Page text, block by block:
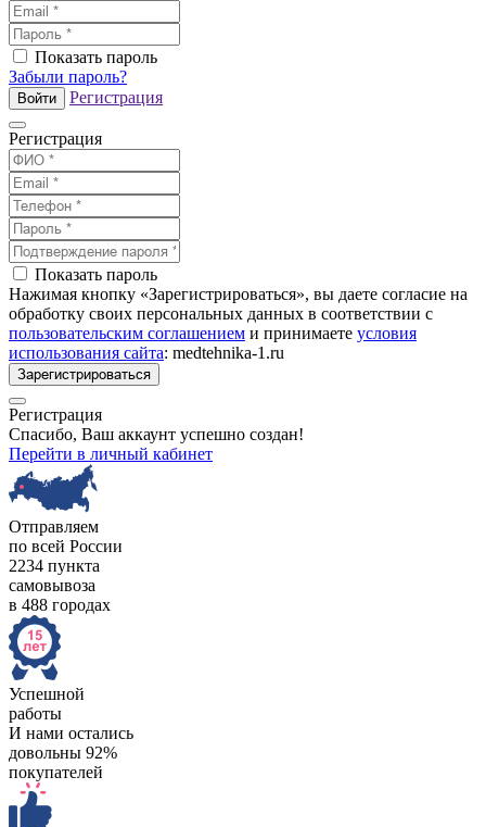
Показать пароль
Забыли пароль?
Войти Регистрация
Регистрация
Показать пароль
Нажимая кнопку «Зарегистрироваться», вы даете согласие на
обработку своих персональных данных в соответствии с
пользовательским соглашением и принимаете условия
использования сайта: medtehnika-1.ru
Зарегистрироваться
Регистрация
Спасибо, Ваш аккаунт успешно создан!
Перейти в личный кабинет
Отправляем
по всей России
2234 пункта
самовывоза
в 488 городах
Успешной
работы
И нами остались
довольны 92%
покупателей